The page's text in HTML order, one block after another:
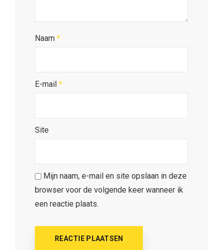
Naam *
E-mail *
Site
Mijn naam, e-mail en site opslaan in deze
browser voor de volgende keer wanneer ik
een reactie plaats.